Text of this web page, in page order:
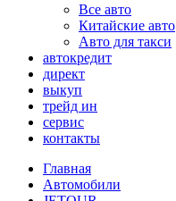
Все авто
Китайские авто
Авто для такси
автокредит
директ
выкуп
трейд ин
сервис
контакты
Главная
Автомобили